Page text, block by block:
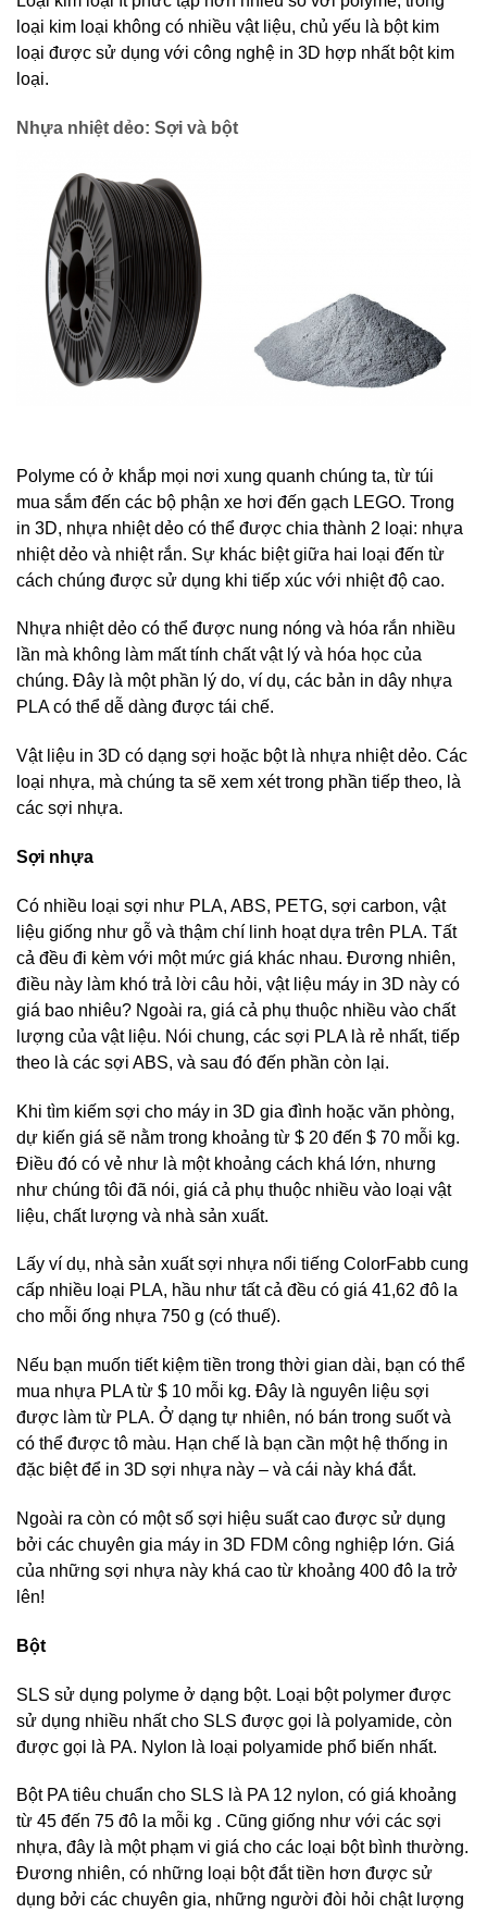
loại kim loại không có nhiều vật liệu, chủ yếu là bột kim
loại được sử dụng với công nghệ in 3D hợp nhất bột kim
loại.
Nhựa nhiệt dẻo: Sợi và bột
Polyme có ở khắp mọi nơi xung quanh chúng ta, từ túi
mua sắm đến các bộ phận xe hơi đến gạch LEGO. Trong
in 3D, nhựa nhiệt dẻo có thể được chia thành 2 loại: nhựa
nhiệt dẻo và nhiệt rắn. Sự khác biệt giữa hai loại đến từ
cách chúng được sử dụng khi tiếp xúc với nhiệt độ cao.
Nhựa nhiệt dẻo có thể được nung nóng và hóa rắn nhiều
lần mà không làm mất tính chất vật lý và hóa học của
chúng. Đây là một phần lý do, ví dụ, các bản in dây nhựa
PLA có thể dễ dàng được tái chế.
Vật liệu in 3D có dạng sợi hoặc bột là nhựa nhiệt dẻo. Các
loại nhựa, mà chúng ta sẽ xem xét trong phần tiếp theo, là
các sợi nhựa.
Sợi nhựa
Có nhiều loại sợi như PLA, ABS, PETG, sợi carbon, vật
liệu giống như gỗ và thậm chí linh hoạt dựa trên PLA. Tất
cả đều đi kèm với một mức giá khác nhau. Đương nhiên,
điều này làm khó trả lời câu hỏi, vật liệu máy in 3D này có
giá bao nhiêu? Ngoài ra, giá cả phụ thuộc nhiều vào chất
lượng của vật liệu. Nói chung, các sợi PLA là rẻ nhất, tiếp
theo là các sợi ABS, và sau đó đến phần còn lại.
Khi tìm kiếm sợi cho máy in 3D gia đình hoặc văn phòng,
dự kiến ​​giá sẽ nằm trong khoảng từ $ 20 đến $ 70 mỗi kg.
Điều đó có vẻ như là một khoảng cách khá lớn, nhưng
như chúng tôi đã nói, giá cả phụ thuộc nhiều vào loại vật
liệu, chất lượng và nhà sản xuất.
Lấy ví dụ, nhà sản xuất sợi nhựa nổi tiếng ColorFabb cung
cấp nhiều loại PLA, hầu như tất cả đều có giá 41,62 đô la
cho mỗi ống nhựa 750 g (có thuế).
Nếu bạn muốn tiết kiệm tiền trong thời gian dài, bạn có thể
mua nhựa PLA từ $ 10 mỗi kg. Đây là nguyên liệu sợi
được làm từ PLA. Ở dạng tự nhiên, nó bán trong suốt và
có thể được tô màu. Hạn chế là bạn cần một hệ thống in
đặc biệt để in 3D sợi nhựa này – và cái này khá đắt.
Ngoài ra còn có một số sợi hiệu suất cao được sử dụng
bởi các chuyên gia máy in 3D FDM công nghiệp lớn. Giá
của những sợi nhựa này khá cao từ khoảng 400 đô la trở
lên!
Bột
SLS sử dụng polyme ở dạng bột. Loại bột polymer được
sử dụng nhiều nhất cho SLS được gọi là polyamide, còn
được gọi là PA. Nylon là loại polyamide phổ biến nhất.
Bột PA tiêu chuẩn cho SLS là PA 12 nylon, có giá khoảng
từ 45 đến 75 đô la mỗi kg . Cũng giống như với các sợi
nhựa, đây là một phạm vi giá cho các loại bột bình thường.
Đương nhiên, có những loại bột đắt tiền hơn được sử
dụng bởi các chuyên gia, những người đòi hỏi chật lượng